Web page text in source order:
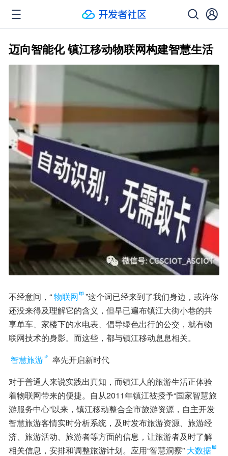
迈向智能化 镇江移动物联网构建智慧生活
不经意间，“物联网
”这个词已经来到了我们身边，或许你
还没来得及理解它的含义，但早已遍布镇江大街小巷的共
享单车、家楼下的水电表、倡导绿色出行的公交，就有物
联网技术的身影。而这些，都与镇江移动息息相关。
智慧旅游
率先开启新时代
对于普通人来说实践出真知，而镇江人的旅游生活正体验
着物联网带来的便捷。自从2011年镇江被授予“国家智慧旅
游服务中心”以来，镇江移动整合全市旅游资源，自主开发
智慧旅游客情实时分析系统，及时发布旅游资源、旅游经
济、旅游活动、旅游者等方面的信息，让旅游者及时了解
相关信息，安排和调整旅游计划。应用“智慧洞察” 大数据